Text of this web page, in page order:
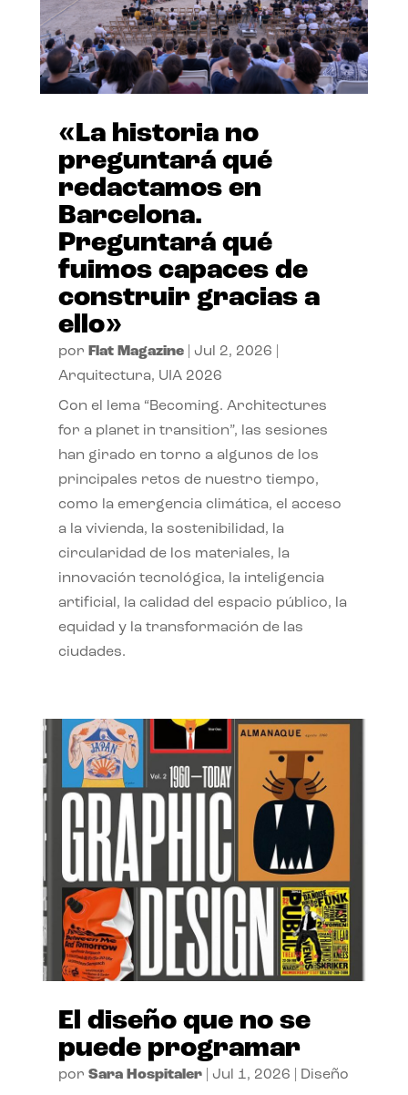
«La historia no
preguntará qué
redactamos en
Barcelona.
Preguntará qué
fuimos capaces de
construir gracias a
ello»
por Flat Magazine| Jul 2, 2026
Arquitectura, UIA 2026
Con el lema “Becoming. Architectures
for a planet in transition”, las sesiones
han girado en torno a algunos de los
principales retos de nuestro tiempo,
como la emergencia climática, el acceso
a la vivienda, la sostenibilidad, la
circularidad de los materiales, la
innovación tecnológica, la inteligencia
artificial, la calidad del espacio público, la
equidad y la transformación de las
ciudades.
El diseño que no se
puede programar
por Sara Hospitaler| Jul 1, 2026 Diseño